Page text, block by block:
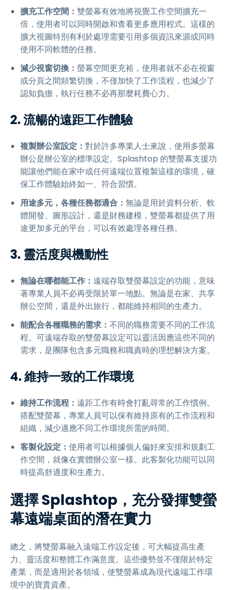
擴充工作空間： 雙螢幕有效地將視覺工作空間擴充一
倍，使用者可以同時開啟和查看更多應用程式。這樣的
擴大視圖特別有利於處理需要引用多個資訊來源或同時
使用不同軟體的任務。
減少視窗切換： 螢幕空間更充裕，使用者就不必在視窗
或分頁之間頻繁切換，不僅加快了工作流程，也減少了
認知負擔，執行任務不必再那麼耗費心力。
2. 流暢的遠距工作體驗
複製辦公室設定： 對於許多專業人士來說，使用多螢幕
辦公是辦公室的標準設定。Splashtop 的雙螢幕支援功
能讓他們能在家中或任何遠端位置複製這樣的環境，確
保工作體驗始終如一、符合習慣。
用途多元，各種任務都適合： 無論是用於資料分析、軟
體開發、圖形設計，還是財務建模，雙螢幕都提供了用
途更加多元的平台，可以有效處理各種任務。
3. 靈活度與機動性
無論在哪都能工作： 遠端存取雙螢幕設定的功能，意味
著專業人員不必再受限於單一地點。無論是在家、共享
辦公空間，還是外出旅行，都能維持相同的生產力。
能配合各種職務的需求： 不同的職務需要不同的工作流
程。可遠端存取的雙螢幕設定可以靈活因應這些不同的
需求，是團隊包含多元職務和職責時的理想解決方案。
4. 維持一致的工作環境
維持工作流程： 遠距工作有時會打亂尋常的工作慣例。
搭配雙螢幕，專業人員可以保有維持原有的工作流程和
組織，減少適應不同工作環境所需的時間。
客製化設定： 使用者可以根據個人偏好來安排和規劃工
作空間，就像在實體辦公室一樣。此客製化功能可以同
時提高舒適度和生產力。
選擇 Splashtop，充分發揮雙螢
幕遠端桌面的潛在實力
總之，將雙螢幕融入遠端工作設定後，可大幅提高生產
力、靈活度和整體工作滿意度。這些優勢並不僅限於特定
產業，而是適用於各領域，使雙螢幕成為現代遠端工作環
境中的寶貴資產。